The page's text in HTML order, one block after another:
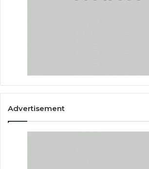
Advertisement